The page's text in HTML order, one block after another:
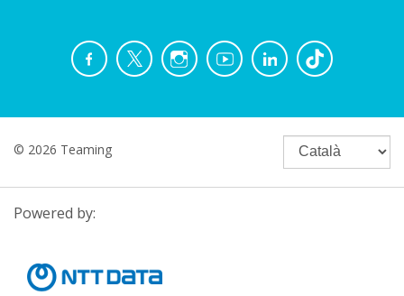
© 2026 Teaming
Powered by: